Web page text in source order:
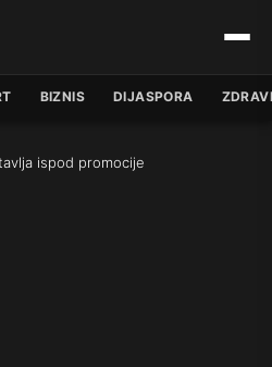
BIZNIS DIJASPORA
ispod promocije